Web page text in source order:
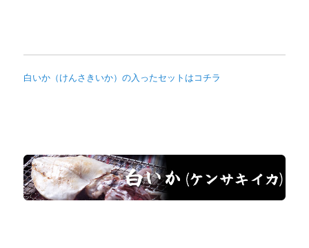
白いか（けんさきいか）の入ったセットはコチラ